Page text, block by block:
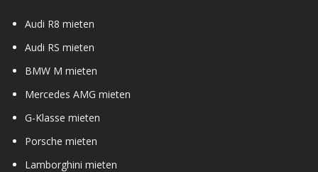
Audi R8 mieten
Audi RS mieten
BMW M mieten
Mercedes AMG mieten
G-Klasse mieten
Porsche mieten
Lamborghini mieten